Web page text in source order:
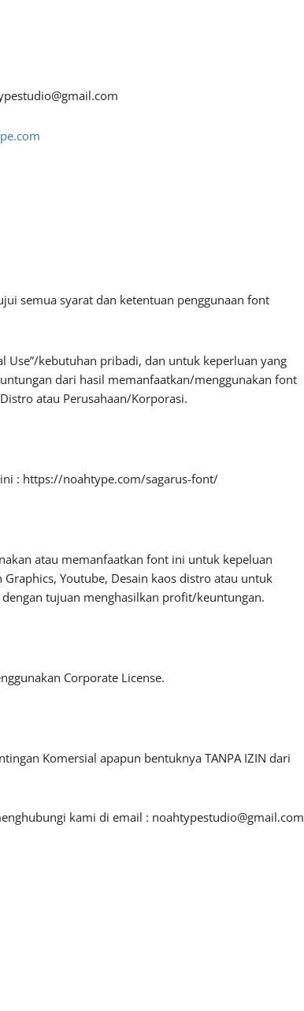
semua syarat dan ketentuan penggunaan font
Use”/kebutuhan pribadi, dan untuk keperluan yang
dari hasil memanfaatkan/menggunakan font
atau Perusahaan/Korporasi.
: https://noahtype.com/sagarus-font/
atau memanfaatkan font ini untuk kepeluan
Youtube, Desain kaos distro atau untuk
tujuan menghasilkan profit/keuntungan.
Corporate License.
Komersial apapun bentuknya TANPA IZIN dari
kami di email : noahtypestudio@gmail.com